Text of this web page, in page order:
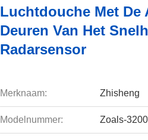
Luchtdouche Met De
Deuren Van Het
Radarsensor
Merknaam: Zhisheng
Modelnummer: Zoals-